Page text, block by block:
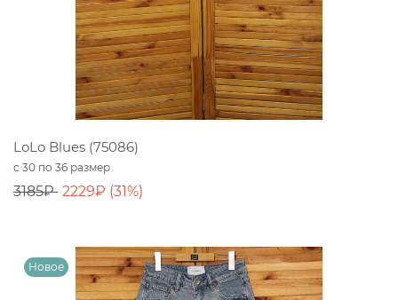
LoLo Blues (75086)
с 30 по 36 размер
3185₽ 2229₽ (31%)